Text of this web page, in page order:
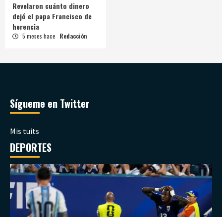
Revelaron cuánto dinero
dejó el papa Francisco de
herencia
5 meses hace Redacción
Sígueme en Twitter
Mis tuits
DEPORTES